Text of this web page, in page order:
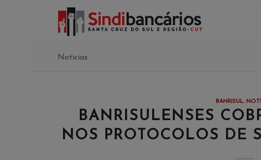
Notícias
BANRISUL,
BANRISULENSES
NOS PROTOCOLOS DE